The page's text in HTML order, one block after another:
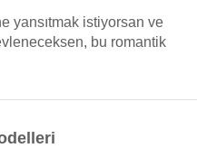
yansıtmak istiyorsan ve
bu romantik